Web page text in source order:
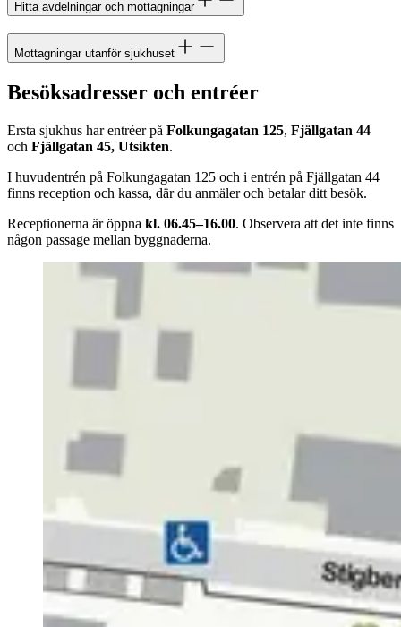
Hitta avdelningar och mottagningar
Mottagningar utanför sjukhuset
Besöksadresser och entréer
Ersta sjukhus har entréer på Folkungagatan 125, Fjällgatan 44
och Fjällgatan 45, Utsikten.
I huvudentrén på Folkungagatan 125 och i entrén på Fjällgatan 44
finns reception och kassa, där du anmäler och betalar ditt besök.
Receptionerna är öppna kl. 06.45–16.00. Observera att det inte finns
någon passage mellan byggnaderna.